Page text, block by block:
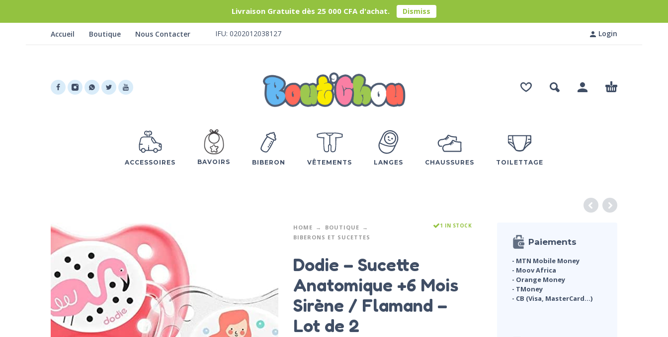
Livraison Gratuite dès 25 000 CFA d'achat. Dismiss
Accueil Boutique Nous Contacter IFU: 0202012038127 Login
ACCESSOIRES BAVOIRS BIBERON VÊTEMENTS LANGES CHAUSSURES TOILETTAGE
HOME
BOUTIQUE
BIBERONS ET SUCETTES
1 IN STOCK
Dodie – Sucette
Anatomique +6 Mois
Sirène / Flamand –
Lot de 2
Paiements
- MTN Mobile Money
- Moov Africa
- Orange Money
- TMoney
- CB (Visa, MasterCard...)